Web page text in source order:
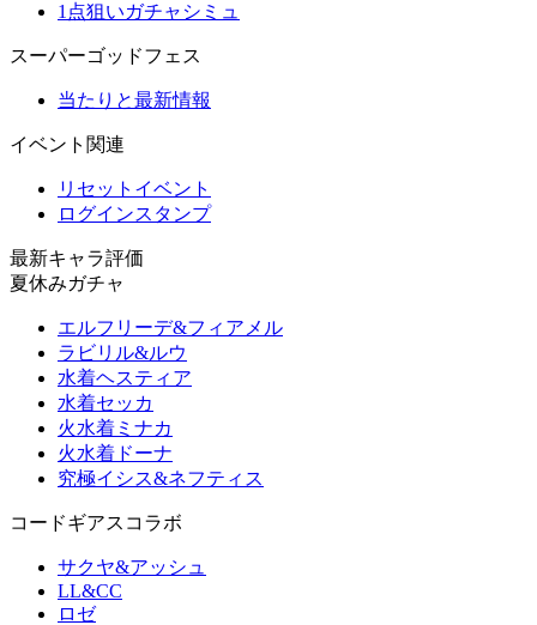
1点狙いガチャシミュ
スーパーゴッドフェス
当たりと最新情報
イベント関連
リセットイベント
ログインスタンプ
最新キャラ評価
夏休みガチャ
エルフリーデ&フィアメル
ラビリル&ルウ
水着ヘスティア
水着セッカ
火水着ミナカ
火水着ドーナ
究極イシス&ネフティス
コードギアスコラボ
サクヤ&アッシュ
LL&CC
ロゼ